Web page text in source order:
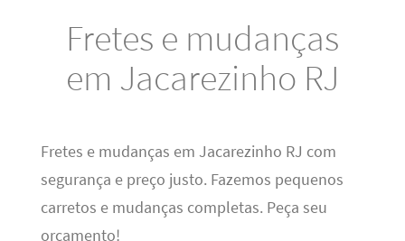
Fretes e mudanças
em Jacarezinho RJ
Fretes e mudanças em Jacarezinho RJ com
segurança e preço justo. Fazemos pequenos
carretos e mudanças completas. Peça seu
orçamento!